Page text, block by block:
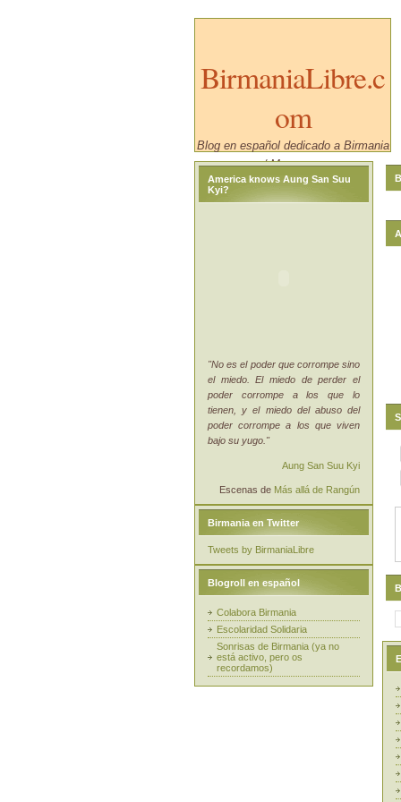
BirmaniaLibre.c
om
Blog en español dedicado a Birmania
/ Myanmar.
America knows Aung San Suu
Kyi?
"No es el poder que corrompe sino
el miedo. El miedo de perder el
poder corrompe a los que lo
tienen, y el miedo del abuso del
poder corrompe a los que viven
bajo su yugo."
Aung San Suu Kyi
Escenas de Más allá de Rangún
Birmania en Twitter
Tweets by BirmaniaLibre
Blogroll en español
Colabora Birmania
Escolaridad Solidaria
Sonrisas de Birmania (ya no
está activo, pero os
recordamos)